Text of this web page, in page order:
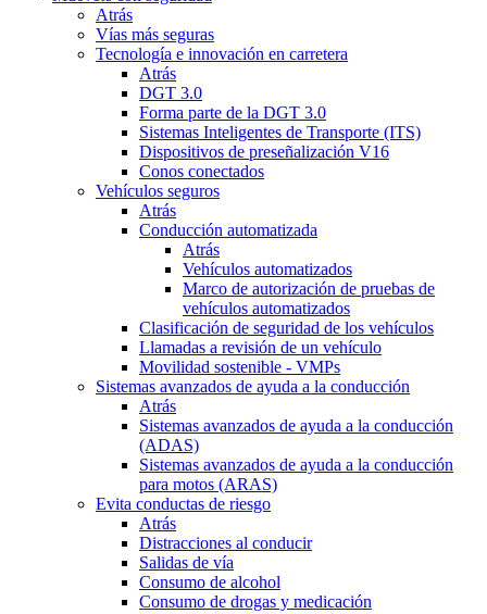
Atrás
Vías más seguras
Tecnología e innovación en carretera
Atrás
DGT 3.0
Forma parte de la DGT 3.0
Sistemas Inteligentes de Transporte (ITS)
Dispositivos de preseñalización V16
Conos conectados
Vehículos seguros
Atrás
Conducción automatizada
Atrás
Vehículos automatizados
Marco de autorización de pruebas de
vehículos automatizados
Clasificación de seguridad de los vehículos
Llamadas a revisión de un vehículo
Movilidad sostenible - VMPs
Sistemas avanzados de ayuda a la conducción
Atrás
Sistemas avanzados de ayuda a la conducción
(ADAS)
Sistemas avanzados de ayuda a la conducción
para motos (ARAS)
Evita conductas de riesgo
Atrás
Distracciones al conducir
Salidas de vía
Consumo de alcohol
Consumo de drogas y medicación